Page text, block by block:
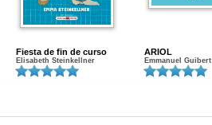
Fiesta de fin de curso
Elisabeth Steinkellner
ARIOL
Emmanuel Guibert